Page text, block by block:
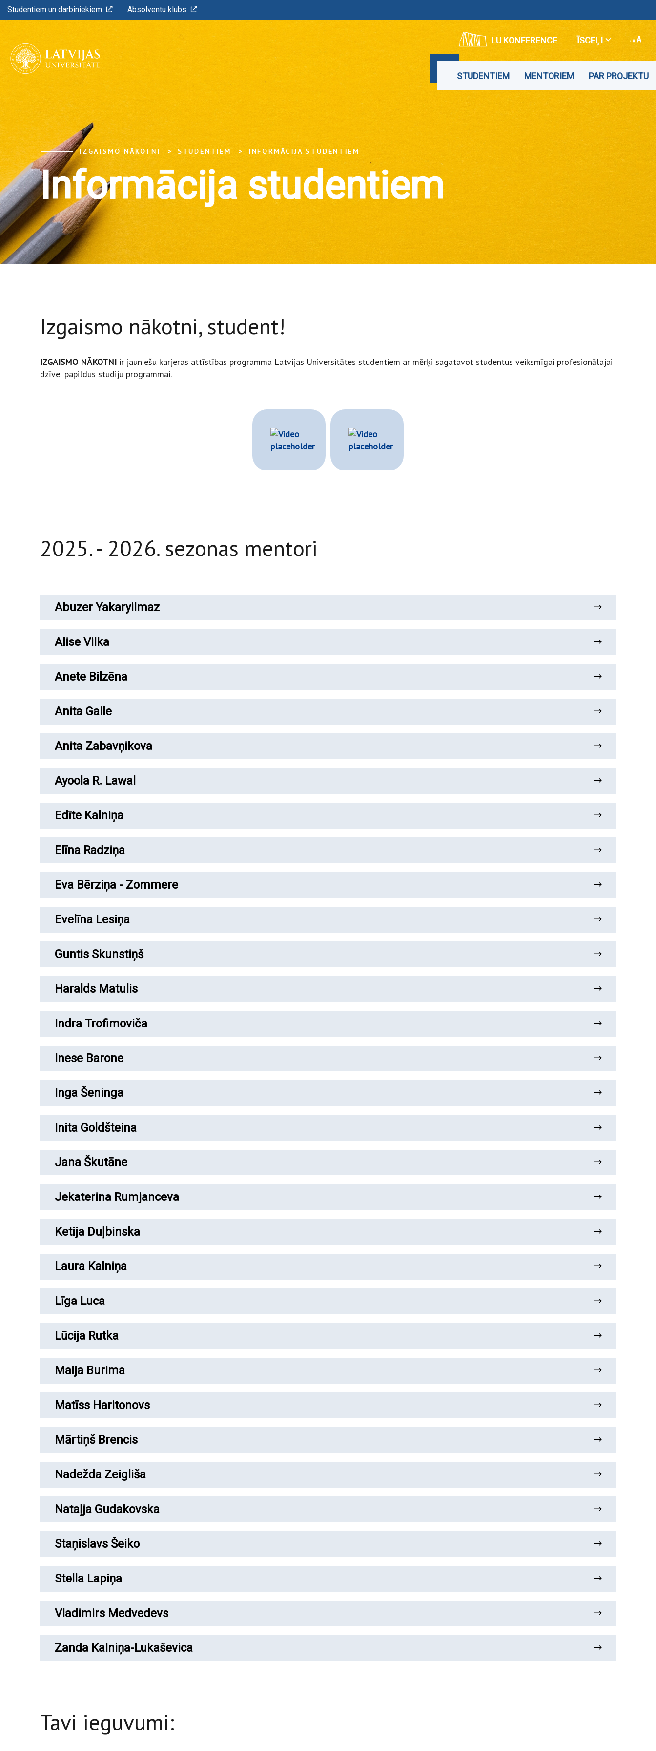
Studentiem un darbiniekiem Absolventu klubs
LU KONFERENCE ĪSCEĻI
STUDENTIEM MENTORIEM PAR PROJEKTU
IZGAISMO NĀKOTNI STUDENTIEM INFORMĀCIJA STUDENTIEM
Informācija studentiem
Izgaismo nākotni, student!
IZGAISMO NĀKOTNI ir jauniešu karjeras attīstības programma Latvijas Universitātes studentiem ar mērķi sagatavot studentus veiksmīgai profesionālajai
dzīvei papildus studiju programmai.
2025. - 2026. sezonas mentori
Abuzer Yakaryilmaz
Alise Vilka
Anete Bilzēna
Anita Gaile
Anita Zabavņikova
Ayoola R. Lawal
Edīte Kalniņa
Elīna Radziņa
Eva Bērziņa - Zommere
Evelīna Lesiņa
Guntis Skunstiņš
Haralds Matulis
Indra Trofimoviča
Inese Barone
Inga Šeninga
Inita Goldšteina
Jana Škutāne
Jekaterina Rumjanceva
Ketija Duļbinska
Laura Kalniņa
Līga Luca
Lūcija Rutka
Maija Burima
Matīss Haritonovs
Mārtiņš Brencis
Nadežda Zeigliša
Nataļja Gudakovska
Staņislavs Šeiko
Stella Lapiņa
Vladimirs Medvedevs
Zanda Kalniņa-Lukaševica
Tavi ieguvumi: